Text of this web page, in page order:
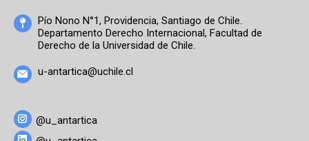
Pío Nono N°1, Providencia, Santiago de Chile.
Departamento Derecho Internacional, Facultad de
Derecho de la Universidad de Chile.
u-antartica@uchile.cl
@u_antartica